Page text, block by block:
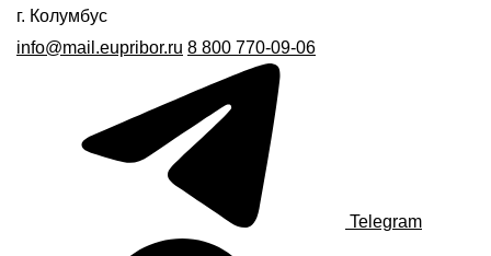
г. Колумбус
info@mail.eupribor.ru 8 800 770-09-06
Telegram